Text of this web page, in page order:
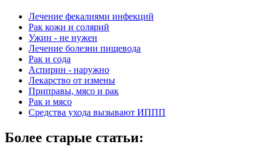
Лечение фекалиями инфекций
Рак кожи и солярий
Ужин - не нужен
Лечение болезни пищевода
Рак и сода
Аспирин - наружно
Лекарство от измены
Приправы, мясо и рак
Рак и мясо
Средства ухода вызывают ИППП
Более старые статьи: